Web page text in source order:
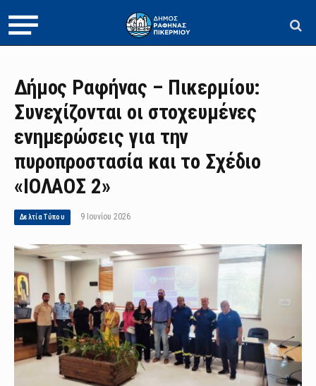
Δήμος Ραφήνας – Πικερμίου:
Συνεχίζονται οι στοχευμένες
ενημερώσεις για την
πυροπροστασία και το Σχέδιο
«ΙΟΛΑΟΣ 2»
Δελτία Τύπου 9 Ιουνίου 2026